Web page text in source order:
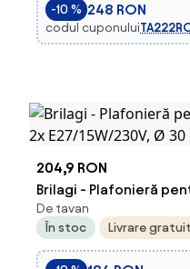
-10 % 248 RON
codul cuponului
204,9 RON
Brilagi - Plafonieră
E27/15W/230V, Ø 30
De tavan
În stoc
Livrare